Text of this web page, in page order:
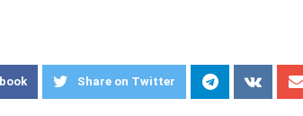
Share on Twitter